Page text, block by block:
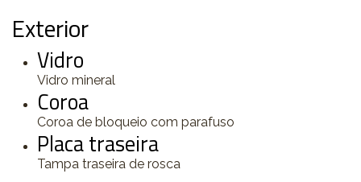
Exterior
Vidro
Vidro mineral
Coroa
Coroa de bloqueio com parafuso
Placa traseira
Tampa traseira de rosca